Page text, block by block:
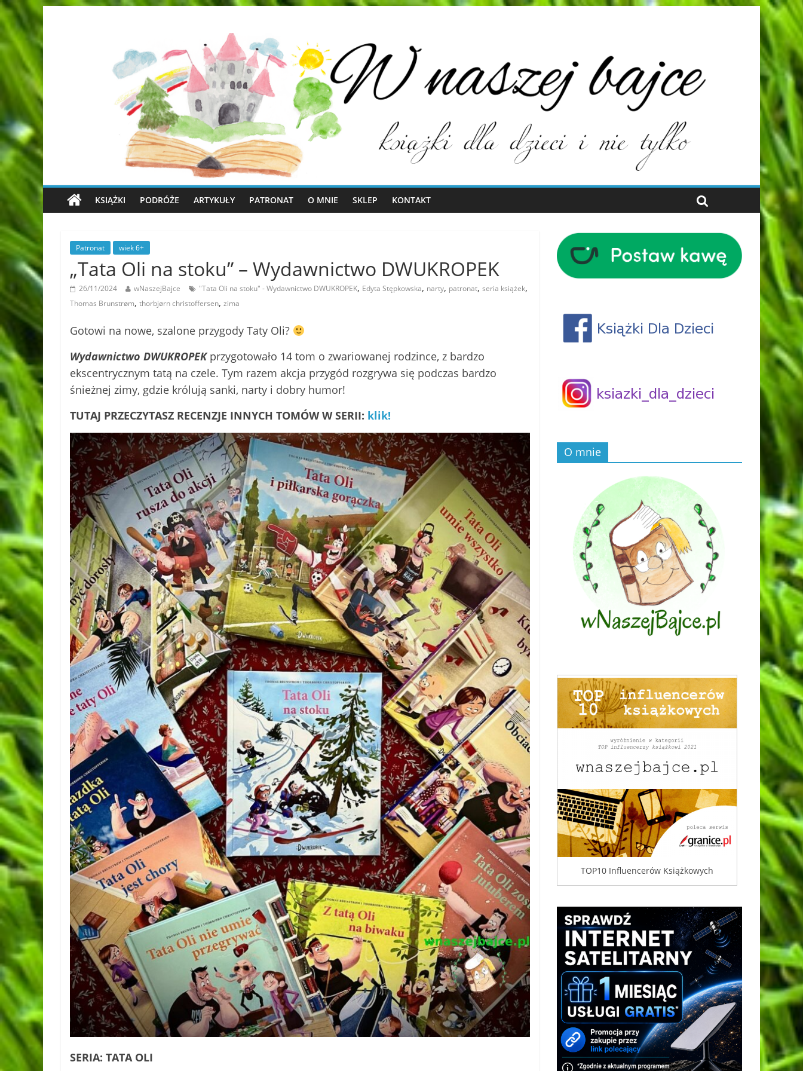
KSIĄŻKI PODRÓŻE ARTYKUŁY PATRONAT O MNIE SKLEP KONTAKT
Patronat wiek 6+
„Tata Oli na stoku” – Wydawnictwo DWUKROPEK
26/11/2024 wNaszejBajce "Tata Oli na stoku" - Wydawnictwo DWUKROPEK, Edyta Stępkowska, narty, patronat, seria książek,
Thomas Brunstrøm, thorbjørn christoffersen, zima
Gotowi na nowe, szalone przygody Taty Oli?
Wydawnictwo DWUKROPEKprzygotowało 14 tom o zwariowanej rodzince, z bardzo
ekscentrycznym tatą na czele. Tym razem akcja przygód rozgrywa się podczas bardzo
śnieżnej zimy, gdzie królują sanki, narty i dobry humor!
TUTAJ PRZECZYTASZ RECENZJE INNYCH TOMÓW W SERII: klik!
SERIA: TATA OLI
O mnie
TOP10 Influencerów Książkowych